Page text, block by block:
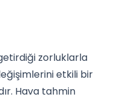
zorluklarla
etkili bir
Hava tahmin